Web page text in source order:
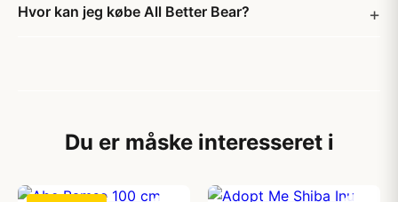
Hvor kan jeg købe All Better Bear?
Du er måske interesseret i